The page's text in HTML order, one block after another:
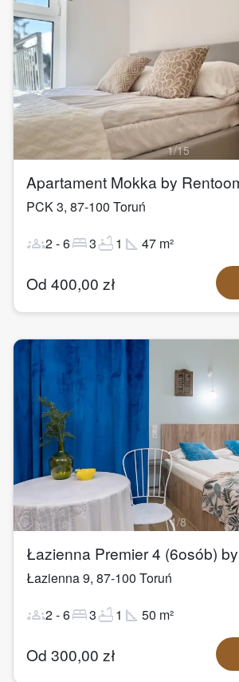
1/15
Apartament Mokka by
PCK 3, 87-100 Toruń
groups2-6bed3bathtub1 square_foot 47 m²
Od 400,00 zł
1/8
Łazienna Premier 4 (6osób)
Łazienna 9, 87-100 Toruń
groups2-6bed3bathtub1 square_foot 50 m²
Od 300,00 zł